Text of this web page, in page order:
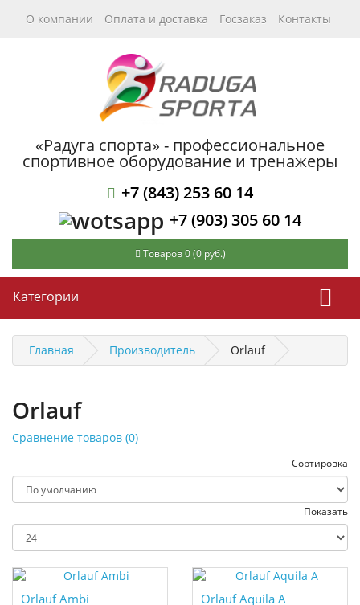
О компании Оплата и доставка Госзаказ Контакты
«Радуга спорта» - профессиональное
спортивное оборудование и тренажеры
+7 (843) 253 60 14
+7 (903) 305 60 14
Товаров 0 (0 руб.)
Категории
Главная Производитель Orlauf
Orlauf
Сравнение товаров (0)
Сортировка
Показать
Orlauf Ambi Orlauf Aquila A